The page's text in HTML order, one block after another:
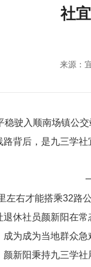
社
来源：
稳驶入顺南场镇公
背后，是九三学
左右才能搭乘32路
休社员颜新阳在
为成为当地群众
新阳秉持九三学